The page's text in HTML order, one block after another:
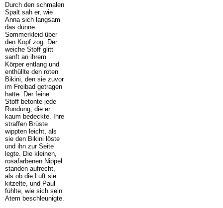
Durch den schmalen
Spalt sah er, wie
Anna sich langsam
das dünne
Sommerkleid über
den Kopf zog. Der
weiche Stoff glitt
sanft an ihrem
Körper entlang und
enthüllte den roten
Bikini, den sie zuvor
im Freibad getragen
hatte. Der feine
Stoff betonte jede
Rundung, die er
kaum bedeckte. Ihre
straffen Brüste
wippten leicht, als
sie den Bikini löste
und ihn zur Seite
legte. Die kleinen,
rosafarbenen Nippel
standen aufrecht,
als ob die Luft sie
kitzelte, und Paul
fühlte, wie sich sein
Atem beschleunigte.